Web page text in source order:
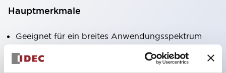
Hauptmerkmale
Geeignet für ein breites Anwendungsspektrum
von der Konsumelektronik bis zum FA-Bereich
LED-Beleuchtungseinheit mit integriertem